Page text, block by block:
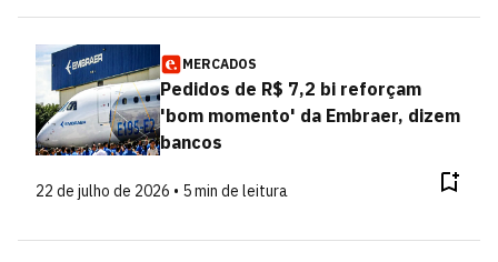
MERCADOS
Pedidos de R$ 7,2 bi reforçam
'bom momento' da Embraer, dizem
bancos
22 de julho de 2026 • 5 min de leitura